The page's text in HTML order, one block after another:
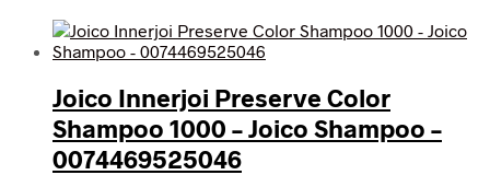
Joico Innerjoi Preserve Color
Shampoo 1000 – Joico Shampoo –
0074469525046